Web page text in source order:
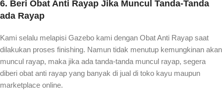
6. Beri Obat Anti Rayap Jika Muncul Tanda-Tanda
ada Rayap
Kami selalu melapisi Gazebo kami dengan Obat Anti Rayap saat
dilakukan proses finishing. Namun tidak menutup kemungkinan akan
muncul rayap, maka jika ada tanda-tanda muncul rayap, segera
diberi obat anti rayap yang banyak di jual di toko kayu maupun
marketplace online.